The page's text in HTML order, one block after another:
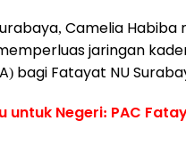
Camelia
jaringan
bagi Fatayat NU
untuk Negeri: PAC